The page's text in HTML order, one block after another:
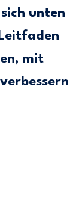
unten
mit